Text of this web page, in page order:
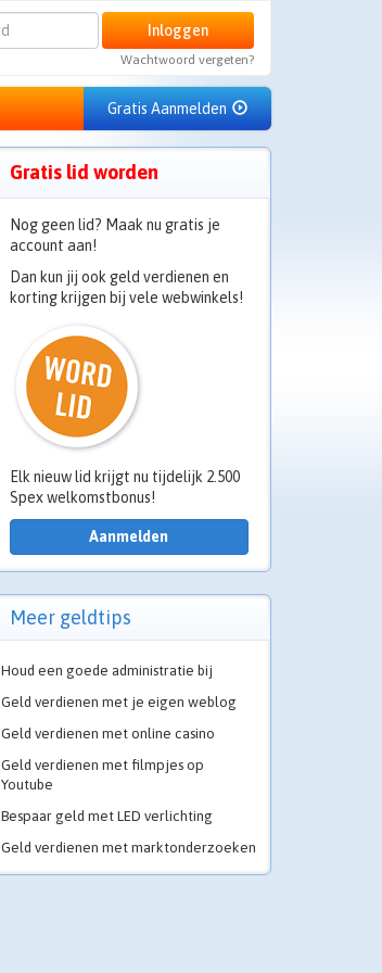
Inloggen
Wachtwoord vergeten?
Gratis Aanmelden
Gratis lid worden
Nog geen lid? Maak nu gratis je
account aan!
Dan kun jij ook geld verdienen en
korting krijgen bij vele webwinkels!
Elk nieuw lid krijgt nu tijdelijk 2.500
Spex welkomstbonus!
Aanmelden
Meer geldtips
Houd een goede administratie bij
Geld verdienen met je eigen weblog
Geld verdienen met online casino
Geld verdienen met filmpjes op
Youtube
Bespaar geld met LED verlichting
Geld verdienen met marktonderzoeken